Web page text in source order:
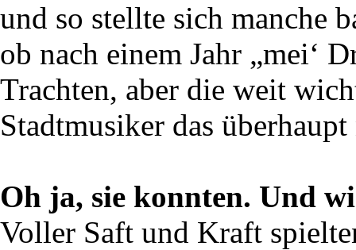
und so stellte sich manche
ob nach einem Jahr „mei‘
Trachten, aber die weit
Stadtmusiker das
Oh ja, sie konnten. Und
Voller Saft und Kraft